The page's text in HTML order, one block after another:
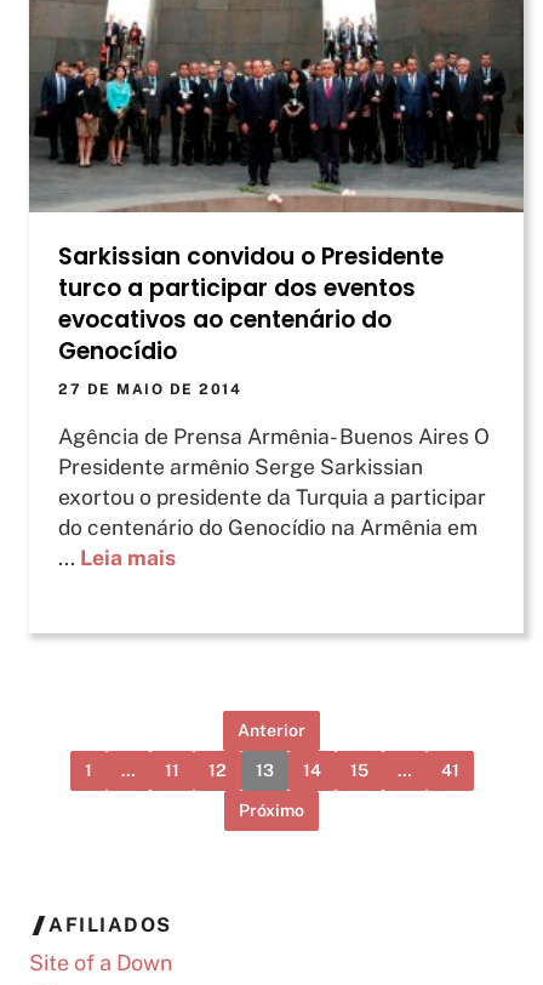
Sarkissian convidou o Presidente
turco a participar dos eventos
evocativos ao centenário do
Genocídio
27 DE MAIO DE 2014
Agência de Prensa Armênia- Buenos Aires O
Presidente armênio Serge Sarkissian
exortou o presidente da Turquia a participar
do centenário do Genocídio na Armênia em
... Leia mais
Anterior
1 … 11 12 13 14 15 … 41
Próximo
AFILIADOS
Site of a Down